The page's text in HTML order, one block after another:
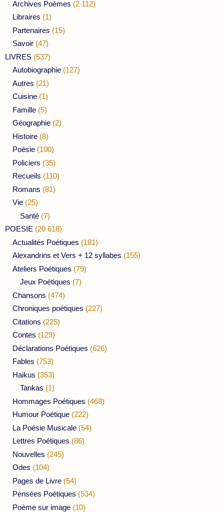
Archives Poèmes (2 112)
Libraires (1)
Partenaires (15)
Savoir (47)
LIVRES (537)
Autobiographie (127)
Autres (21)
Cuisine (1)
Famille (5)
Géographie (2)
Histoire (8)
Poésie (100)
Policiers (35)
Recueils (110)
Romans (81)
Vie (25)
Santé (7)
POESIE (20 618)
Actualités Poétiques (181)
Alexandrins et Vers + 12 syllabes (155)
Ateliers Poétiques (79)
Jeux Poétiques (7)
Chansons (474)
Chroniques poétiques (227)
Citations (225)
Contes (129)
Déclarations Poétiques (626)
Fables (753)
Haikus (353)
Tankas (1)
Hommages Poétiques (468)
Humour Poétique (222)
La Poésie Musicale (54)
Lettres Poétiques (86)
Nouvelles (245)
Odes (104)
Pages de Livre (54)
Pensées Poétiques (534)
Poème sur image (10)